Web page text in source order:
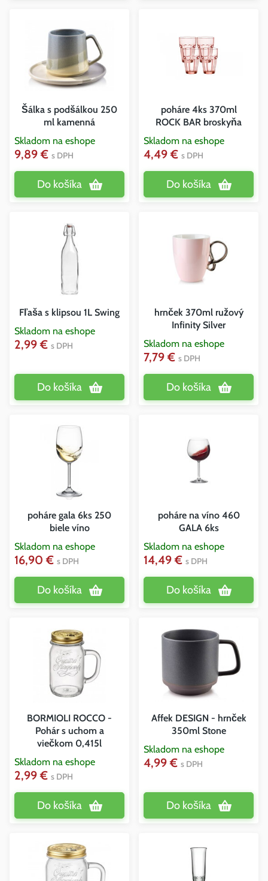
Šálka s podšálkou 250
ml kamenná
Skladom na eshope
9,89 € s DPH
Do košíka
poháre 4ks 370ml
ROCK BAR broskyňa
Skladom na eshope
4,49 € s DPH
Do košíka
Fľaša s klipsou 1L Swing
Skladom na eshope
2,99 € s DPH
Do košíka
hrnček 370ml ružový
Infinity Silver
Skladom na eshope
7,79 € s DPH
Do košíka
poháre gala 6ks 250
biele víno
Skladom na eshope
16,90 € s DPH
Do košíka
poháre na víno 460
GALA 6ks
Skladom na eshope
14,49 € s DPH
Do košíka
BORMIOLI ROCCO -
Pohár s uchom a
viečkom 0,415l
Skladom na eshope
2,99 € s DPH
Do košíka
Affek DESIGN - hrnček
350ml Stone
Skladom na eshope
4,99 € s DPH
Do košíka